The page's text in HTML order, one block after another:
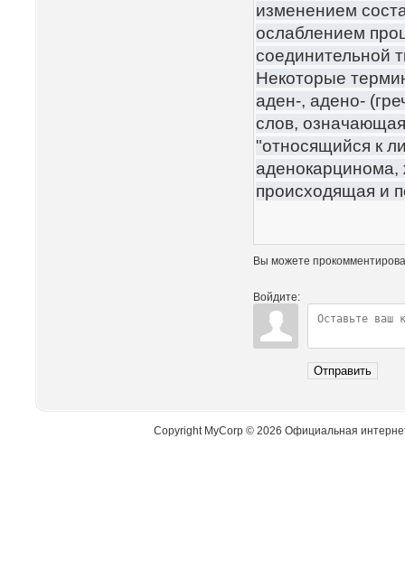
изменением
ослаблением
соединительной
Некоторые
аден-, адено-
слов,
"относящийся к
аденокарцинома,
происходящая и
Вы можете
Войдите:
Отправить
Copyright MyCorp © 2026 Официальная